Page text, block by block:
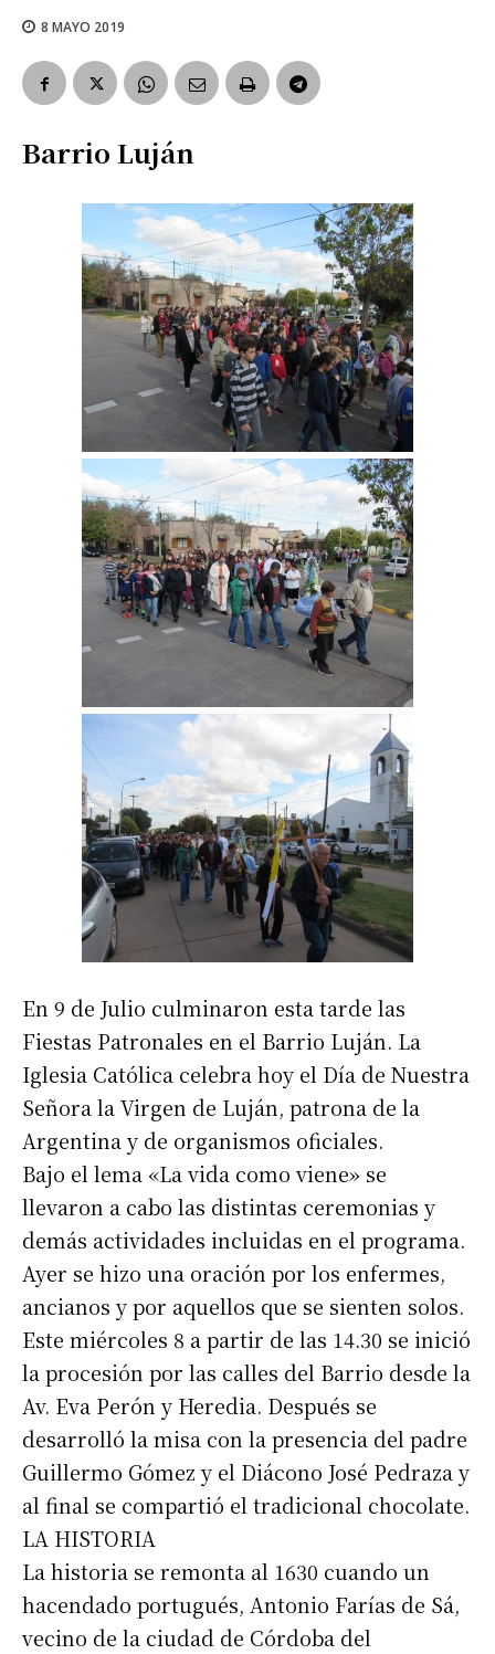
8 MAYO 2019
Barrio Luján
En 9 de Julio culminaron esta tarde las
Fiestas Patronales en el Barrio Luján. La
Iglesia Católica celebra hoy el Día de Nuestra
Señora la Virgen de Luján, patrona de la
Argentina y de organismos oficiales.
Bajo el lema «La vida como viene» se
llevaron a cabo las distintas ceremonias y
demás actividades incluidas en el programa.
Ayer se hizo una oración por los enfermes,
ancianos y por aquellos que se sienten solos.
Este miércoles 8 a partir de las 14.30 se inició
la procesión por las calles del Barrio desde la
Av. Eva Perón y Heredia. Después se
desarrolló la misa con la presencia del padre
Guillermo Gómez y el Diácono José Pedraza y
al final se compartió el tradicional chocolate.
LA HISTORIA
La historia se remonta al 1630 cuando un
hacendado portugués, Antonio Farías de Sá,
vecino de la ciudad de Córdoba del